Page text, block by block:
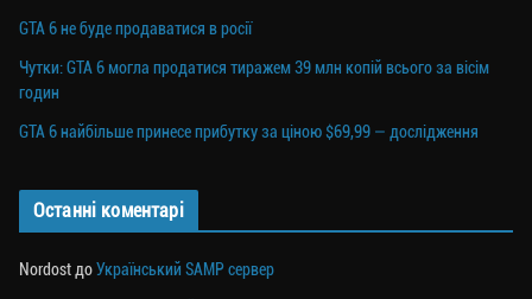
GTA 6 не буде продаватися в росії
Чутки: GTA 6 могла продатися тиражем 39 млн копій всього за вісім
годин
GTA 6 найбільше принесе прибутку за ціною $69,99 — дослідження
Останні коментарі
Nordost доУкраїнський SAMP сервер